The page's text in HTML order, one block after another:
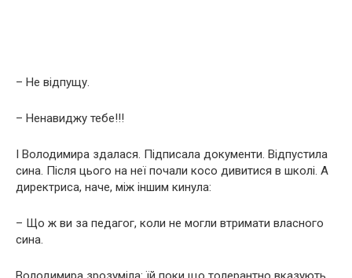
– Не відпущу.
– Ненaвиджу тебе!!!
І Володимира здалася. Підписала документи. Відпустила
сина. Після цього на неї почали косо дивитися в школі. А
директриса, наче, між іншим кинула:
– Що ж ви за педагог, коли не могли втримати власного
сина.